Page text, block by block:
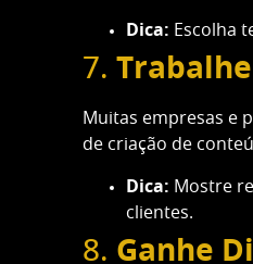
Dica: Escolha
7.
Muitas empresas e
de criação de
Dica: Mostre
clientes.
8. Ganhe